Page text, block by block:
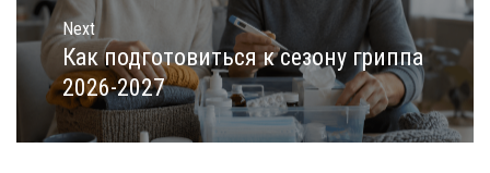
Next
Next
post:
Как подготовиться к сезону гриппа
2026-2027